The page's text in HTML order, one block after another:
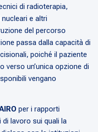
di radioterapia,
e altri
del percorso
passa dalla capacità di
poiché il paziente
un’unica opzione di
vengano
per i rapporti
lavoro sui quali la